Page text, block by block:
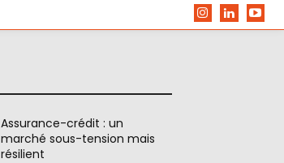
Assurance-crédit : un
marché sous-tension mais
résilient